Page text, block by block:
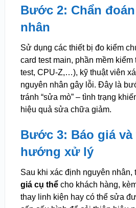
Bước 2: Chẩn
nhân
Sử dụng các thiết bị đo kiểm
card test main, phần mềm kiểm
test, CPU-Z,…), kỹ thuật viên
nguyên nhân gây lỗi. Đây là
tránh “sửa mò” – tình trạng
hiệu quả sửa chữa giảm.
Bước 3: Báo giá
hướng xử lý
Sau khi xác định nguyên nhân,
giá cụ thểcho khách hàng,
thay linh kiện hay có thể sửa